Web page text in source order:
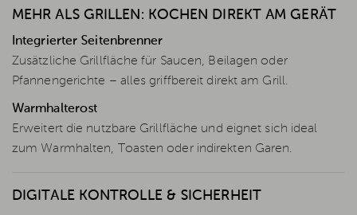
MEHR ALS GRILLEN: KOCHEN DIREKT AM GERÄT
Integrierter Seitenbrenner
Zusätzliche Grillfläche für Saucen, Beilagen oder
Pfannengerichte – alles griffbereit direkt am Grill.
Warmhalterost
Erweitert die nutzbare Grillfläche und eignet sich ideal
zum Warmhalten, Toasten oder indirekten Garen.
DIGITALE KONTROLLE & SICHERHEIT